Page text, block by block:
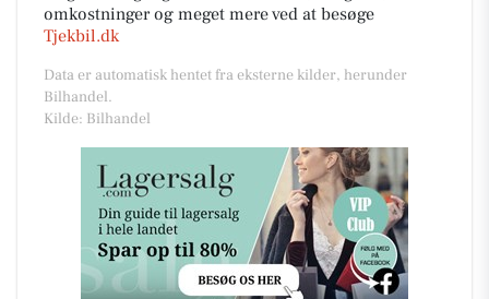
omkostninger og meget mere ved at besøge
Tjekbil.dk
Data er automatisk hentet fra eksterne kilder, herunder
Bilhandel.
Kilde: Bilhandel